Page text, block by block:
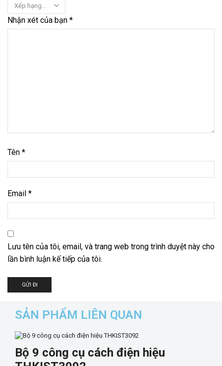
Nhận xét của bạn *
Tên *
Email *
Lưu tên của tôi, email, và trang web trong trình duyệt này cho
lần bình luận kế tiếp của tôi.
SẢN PHẨM LIÊN QUAN
Bộ 9 công cụ cách điện hiệu